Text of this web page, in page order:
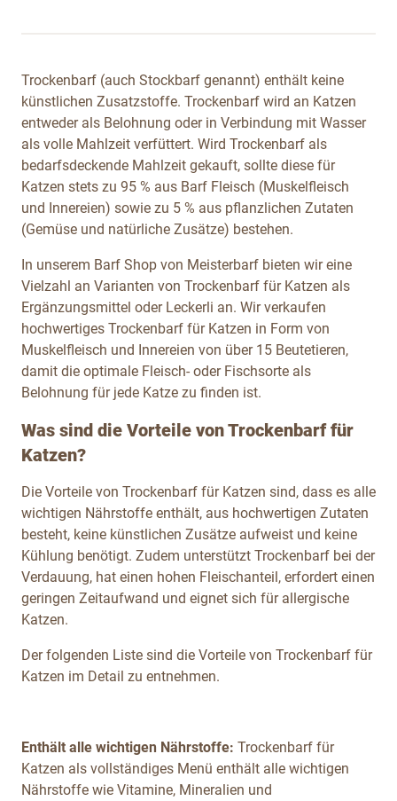
Trockenbarf (auch Stockbarf genannt) enthält keine
künstlichen Zusatzstoffe. Trockenbarf wird an Katzen
entweder als Belohnung oder in Verbindung mit Wasser
als volle Mahlzeit verfüttert. Wird Trockenbarf als
bedarfsdeckende Mahlzeit gekauft, sollte diese für
Katzen stets zu 95 % aus Barf Fleisch (Muskelfleisch
und Innereien) sowie zu 5 % aus pflanzlichen Zutaten
(Gemüse und natürliche Zusätze) bestehen.
In unserem Barf Shop von Meisterbarf bieten wir eine
Vielzahl an Varianten von Trockenbarf für Katzen als
Ergänzungsmittel oder Leckerli an. Wir verkaufen
hochwertiges Trockenbarf für Katzen in Form von
Muskelfleisch und Innereien von über 15 Beutetieren,
damit die optimale Fleisch- oder Fischsorte als
Belohnung für jede Katze zu finden ist.
Was sind die Vorteile von Trockenbarf für
Katzen?
Die Vorteile von Trockenbarf für Katzen sind, dass es alle
wichtigen Nährstoffe enthält, aus hochwertigen Zutaten
besteht, keine künstlichen Zusätze aufweist und keine
Kühlung benötigt. Zudem unterstützt Trockenbarf bei der
Verdauung, hat einen hohen Fleischanteil, erfordert einen
geringen Zeitaufwand und eignet sich für allergische
Katzen.
Der folgenden Liste sind die Vorteile von Trockenbarf für
Katzen im Detail zu entnehmen.
Enthält alle wichtigen Nährstoffe: Trockenbarf für
Katzen als vollständiges Menü enthält alle wichtigen
Nährstoffe wie Vitamine, Mineralien und